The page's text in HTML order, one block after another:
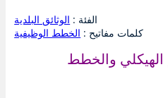
الفئة : الوثائق البلدية
كلمات مفاتيح : الخطط الوظيفية
الهيكلي والخطط